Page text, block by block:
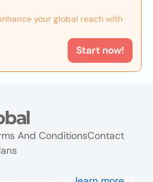
your global reach with
Start now!
And ConditionsContact